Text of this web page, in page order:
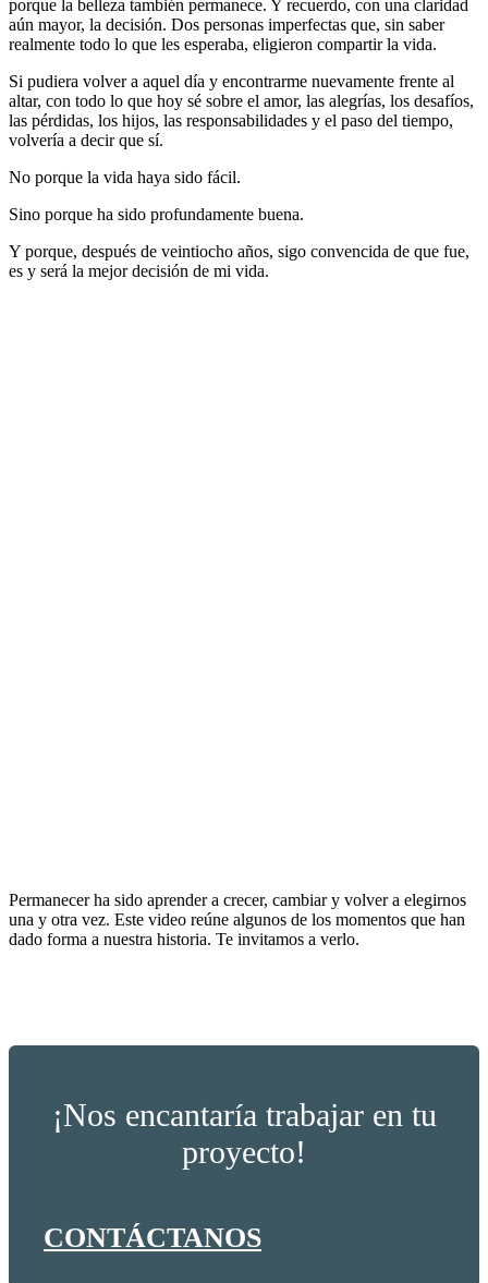
porque la belleza también permanece. Y recuerdo, con una claridad
aún mayor, la decisión. Dos personas imperfectas que, sin saber
realmente todo lo que les esperaba, eligieron compartir la vida.
Si pudiera volver a aquel día y encontrarme nuevamente frente al
altar, con todo lo que hoy sé sobre el amor, las alegrías, los desafíos,
las pérdidas, los hijos, las responsabilidades y el paso del tiempo,
volvería a decir que sí.
No porque la vida haya sido fácil.
Sino porque ha sido profundamente buena.
Y porque, después de veintiocho años, sigo convencida de que fue,
es y será la mejor decisión de mi vida.
Permanecer ha sido aprender a crecer, cambiar y volver a elegirnos
una y otra vez. Este video reúne algunos de los momentos que han
dado forma a nuestra historia. Te invitamos a verlo.
¡Nos encantaría trabajar en tu
proyecto!
CONTÁCTANOS